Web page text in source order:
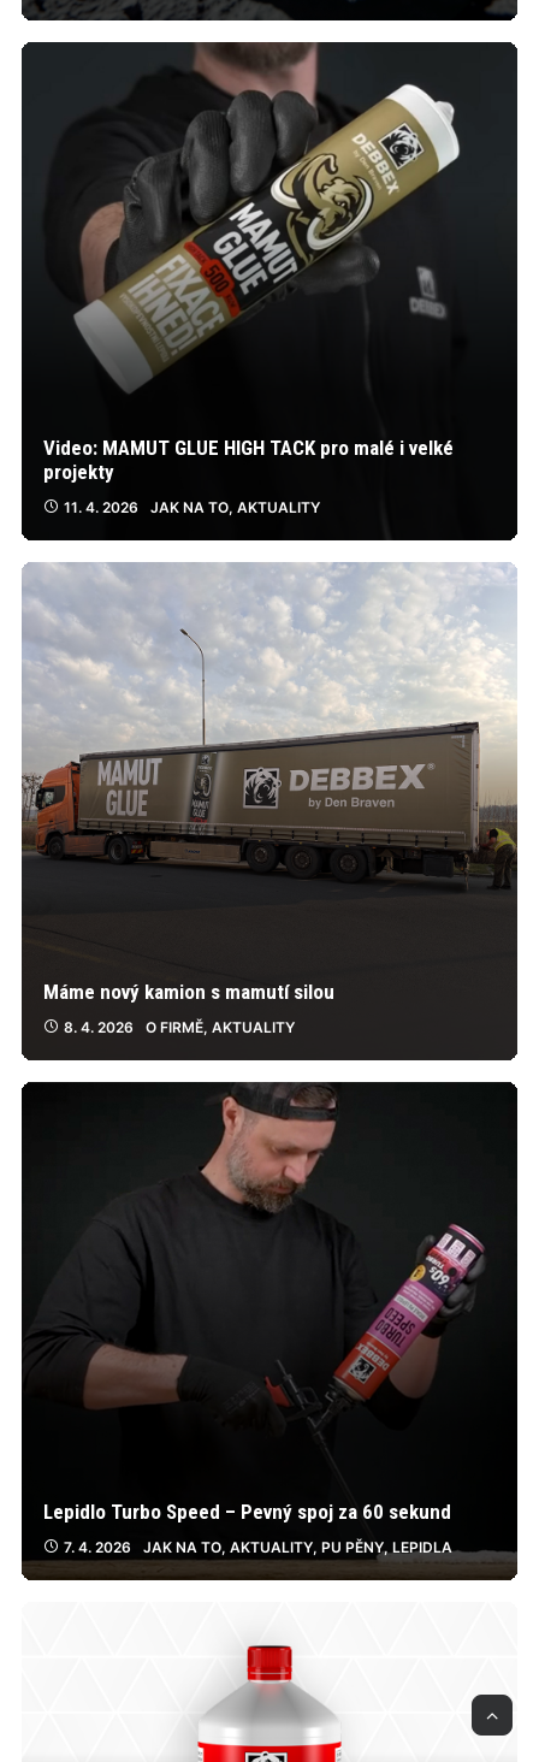
Video: MAMUT GLUE HIGH TACK pro malé i velké
projekty
11. 4. 2026 JAK NA TO, AKTUALITY
Máme nový kamion s mamutí silou
8. 4. 2026 O FIRMĚ, AKTUALITY
Lepidlo Turbo Speed – Pevný spoj za 60 sekund
7. 4. 2026 JAK NA TO, AKTUALITY, PU PĚNY, LEPIDLA